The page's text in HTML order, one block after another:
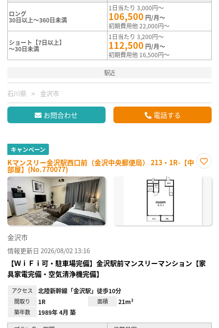
ロング
30日以上～360日未満
1日当たり 3,000円～
106,500 円/月～
初期費用他 22,000円～
ショート【7日以上】
～30日未満
1日当たり 3,200円～
112,500 円/月～
初期費用他 16,500円～
駅近
石川県 金沢市
お問合わせ 電話する
キャンペーン
Kマンスリー金沢駅西口前（金沢中央郵便局） 213・1R-【中
部屋】(No.770077)
に入
金沢市
情報更新日 2026/08/02 13:16
【ＷｉＦｉ可・駐車場完備】金沢駅前マンスリーマンション【家
具家電完備・空気清浄機完備】
アクセス 北陸新幹線「金沢駅」徒歩10分
間取り 1R 面積 21m²
築年数 1989年 4月 築